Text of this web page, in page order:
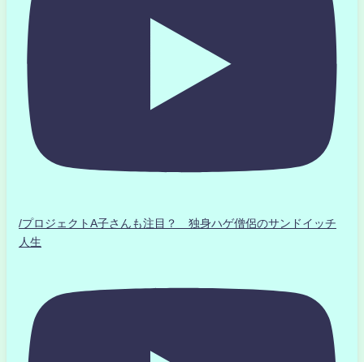
/プロジェクトA子さんも注目？ 独身ハゲ僧侶のサンドイッチ
人生